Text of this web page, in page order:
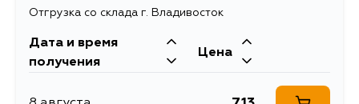
Отгрузка со склада г. Владивосток
Дата и время
получения
Цена